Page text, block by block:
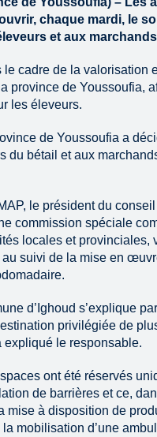
chaque mardi, le
et aux
le cadre de la valorisation
province de Youssoufia,
les éleveurs.
de Youssoufia a
du bétail et aux
le président du
commission spéciale
locales et provinciales,
suivi de la mise en
d’Ighoud s’explique
privilégiée de
expliqué le responsable.
ont été réservés
de barrières et ce,
mise à disposition de
mobilisation d’une